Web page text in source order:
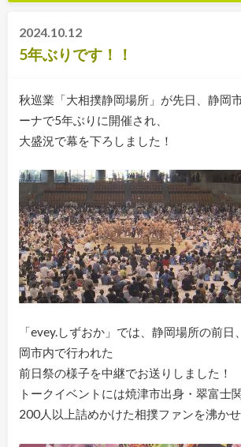
2024.10.12
5年ぶりです！！
秋巡業「大相撲静岡場所」が先日、静岡
ーナで5年ぶりに開催され、
大盛況で幕を下ろしました！
「evey.しずおか」では、静岡場所の前
岡市内で行われた
前日祭の様子を中継でお送りしました！
トークイベントには焼津市出身・翠富士
200人以上詰めかけた相撲ファンを沸かせ